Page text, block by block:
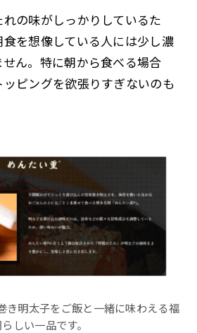
の味がしっかりしているた
を想像している人には少し濃
ん。特に朝から食べる場合
ピングを欲張りすぎないのも
き明太子をご飯と一緒に味わえる福
しい一品です。